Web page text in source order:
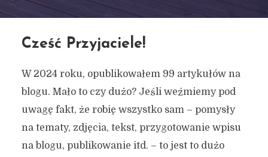
Cześć Przyjaciele!
W 2024 roku, opublikowałem 99 artykułów na
blogu. Mało to czy dużo? Jeśli weźmiemy pod
uwagę fakt, że robię wszystko sam – pomysły
na tematy, zdjęcia, tekst, przygotowanie wpisu
na blogu, publikowanie itd. – to jest to dużo